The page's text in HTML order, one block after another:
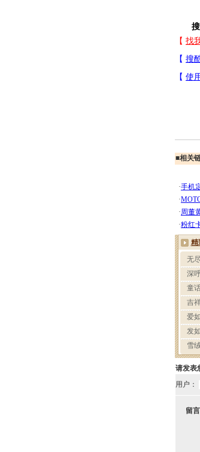
搜狐
■相关
请发表
用户：
留言